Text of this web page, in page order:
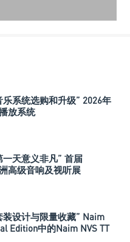
系统选购和升级” 2026年
放系统
一天意义非凡” 首届
高级音响及视听展
装设计与限量收藏” Naim
Edition中的Naim NVS TT